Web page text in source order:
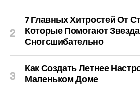
7 Главных Хитростей От
Которые Помогают
Сногсшибательно
Как Создать Летнее
Маленьком Доме